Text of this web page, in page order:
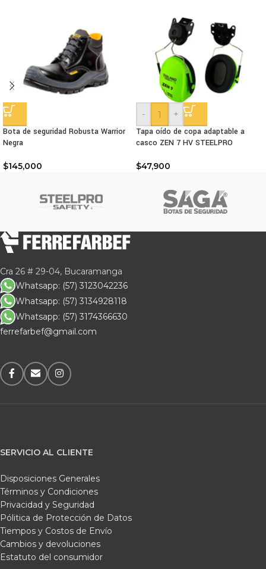
Bota de seguridad Robusta Warrior
Negra
$145,000
-
+
Tapa oído de copa adaptable a
casco ZEN 7 HV STEELPRO
$47,900
Cra 26 # 29-04, Bucaramanga
Whatsapp: (57) 3123042236
Whatsapp: (57) 3134928118
Whatsapp: (57) 3174366630
ferrefarbef@gmail.com
SERVICIO AL CLIENTE
Disposiciones Generales
Términos y Condiciones
Privacidad y Seguridad
Pólitica de Protección de Datos
Tiempos y Costos de Envío
Cambios y devoluciones
Estatuto del consumidor